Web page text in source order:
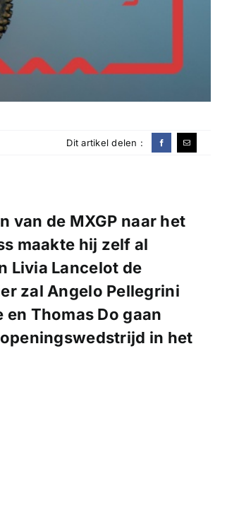
Dit artikel delen :
van de MXGP naar het
maakte hij zelf al
Livia Lancelot de
zal Angelo Pellegrini
Thomas Do gaan
in het